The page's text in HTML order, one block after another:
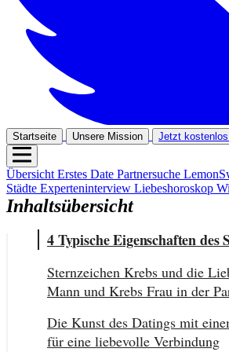
Startseite Unsere Mission Jetzt
ÜbersichtErstes Date Partnersuche
Städte Experteninterview Liebeshoroskop
Inhaltsübersicht
4 Typische Eigenschaften des
Sternzeichen Krebs und die
Mann und Krebs Frau in der
Die Kunst des Datings mit
für eine liebevolle Verbindung